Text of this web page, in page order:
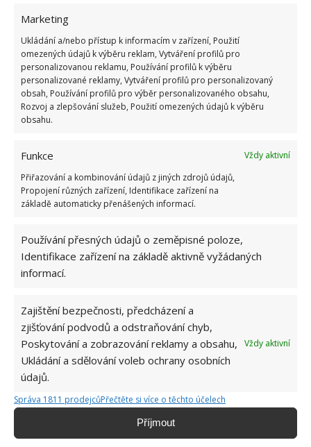
Marketing
Ukládání a/nebo přístup k informacím v zařízení, Použití
omezených údajů k výběru reklam, Vytváření profilů pro
personalizovanou reklamu, Používání profilů k výběru
personalizované reklamy, Vytváření profilů pro personalizovaný
obsah, Používání profilů pro výběr personalizovaného obsahu,
Rozvoj a zlepšování služeb, Použití omezených údajů k výběru
obsahu.
Funkce
Vždy aktivní
Přiřazování a kombinování údajů z jiných zdrojů údajů,
Propojení různých zařízení, Identifikace zařízení na
základě automaticky přenášených informací.
Používání přesných údajů o zeměpisné poloze,
Identifikace zařízení na základě aktivně vyžádaných
informací.
Zajištění bezpečnosti, předcházení a
zjišťování podvodů a odstraňování chyb,
Poskytování a zobrazování reklamy a obsahu,
Ukládání a sdělování voleb ochrany osobních
údajů.
Vždy aktivní
Správa 1811 prodejcůPřečtěte si více o těchto účelech
Příjmout
MINCE SBĚRATELÉ VZÁCNOST
Přidejte svůj názor
KOMENTOVAT
Hana Musilová
Do redakce Bydlimeutulne.cz se
přidala během svých studií a práce
rozhodla zůstat. Její v...[Více o
autorovi]
SOUVISEJÍCÍ ČLÁNKY
využila jako materiál na renovaci podlahy